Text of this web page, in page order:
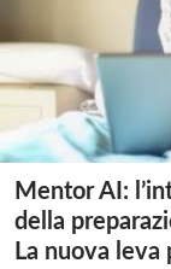
Mentor AI:
della
La nuova